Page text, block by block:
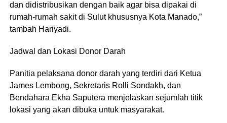
dan didistribusikan dengan baik agar bisa dipakai di
rumah-rumah sakit di Sulut khususnya Kota Manado,”
tambah Hariyadi.
Jadwal dan Lokasi Donor Darah
Panitia pelaksana donor darah yang terdiri dari Ketua
James Lembong, Sekretaris Rolli Sondakh, dan
Bendahara Ekha Saputera menjelaskan sejumlah titik
lokasi yang akan dibuka untuk masyarakat.